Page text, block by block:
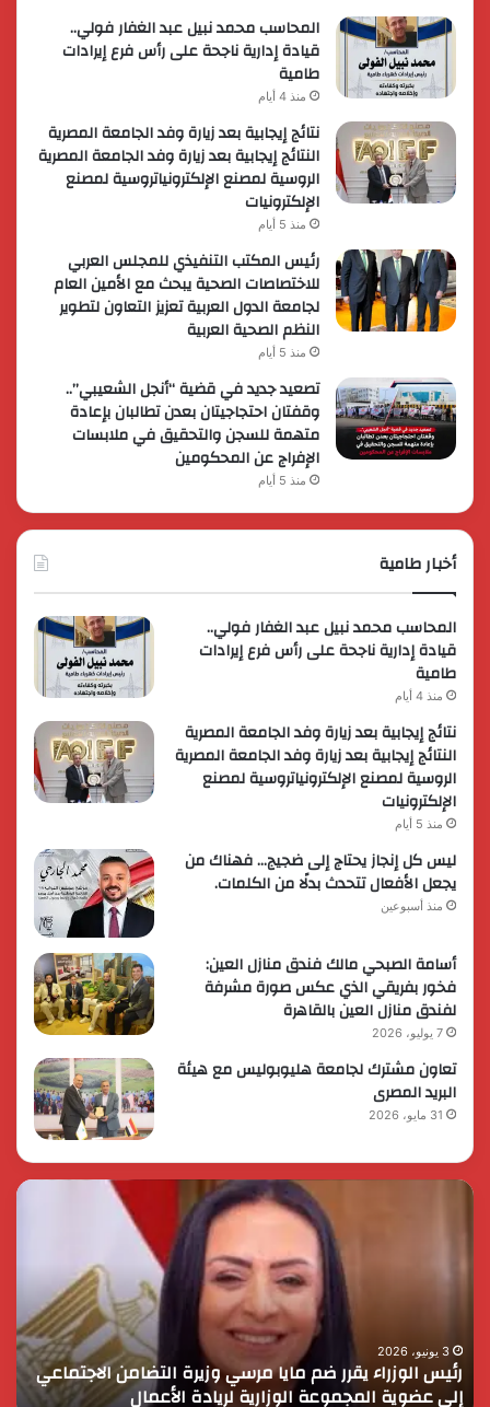
المحاسب محمد نبيل عبد الغفار فولي..
قيادة إدارية ناجحة على رأس فرع إيرادات
طامية
منذ 4 أيام
نتائج إيجابية بعد زيارة وفد الجامعة المصرية
النتائج إيجابية بعد زيارة وفد الجامعة المصرية
الروسية لمصنع الإلكترونياتروسية لمصنع
الإلكترونيات
منذ 5 أيام
رئيس المكتب التنفيذي للمجلس العربي
للاختصاصات الصحية يبحث مع الأمين العام
لجامعة الدول العربية تعزيز التعاون لتطوير
النظم الصحية العربية
منذ 5 أيام
تصعيد جديد في قضية “أنجل الشعيبي”..
وقفتان احتجاجيتان بعدن تطالبان بإعادة
متهمة للسجن والتحقيق في ملابسات
الإفراج عن المحكومين
منذ 5 أيام
أخبار طامية
المحاسب محمد نبيل عبد الغفار فولي..
قيادة إدارية ناجحة على رأس فرع إيرادات
طامية
منذ 4 أيام
نتائج إيجابية بعد زيارة وفد الجامعة المصرية
النتائج إيجابية بعد زيارة وفد الجامعة المصرية
الروسية لمصنع الإلكترونياتروسية لمصنع
الإلكترونيات
منذ 5 أيام
ليس كل إنجاز يحتاج إلى ضجيج… فهناك من
يجعل الأفعال تتحدث بدلًا من الكلمات.
منذ أسبوعين
أسامة الصبحي مالك فندق منازل العين:
فخور بفريقي الذي عكس صورة مشرفة
لفندق منازل العين بالقاهرة
7 يوليو، 2026
تعاون مشترك لجامعة هليوبوليس مع هيئة
البريد المصرى
31 مايو، 2026
رئيس
التضامن
الاجتماعي
إلى
3 يونيو، 2026
رئيس الوزراء يقرر ضم مايا مرسي وزيرة التضامن الاجتماعي
إلى عضوية المجموعة الوزارية لريادة الأعمال
في